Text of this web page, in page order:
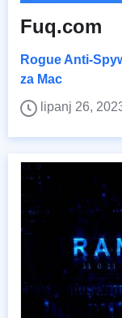
Fuq.com
Rogue Anti-
za Mac
lipanj 26,